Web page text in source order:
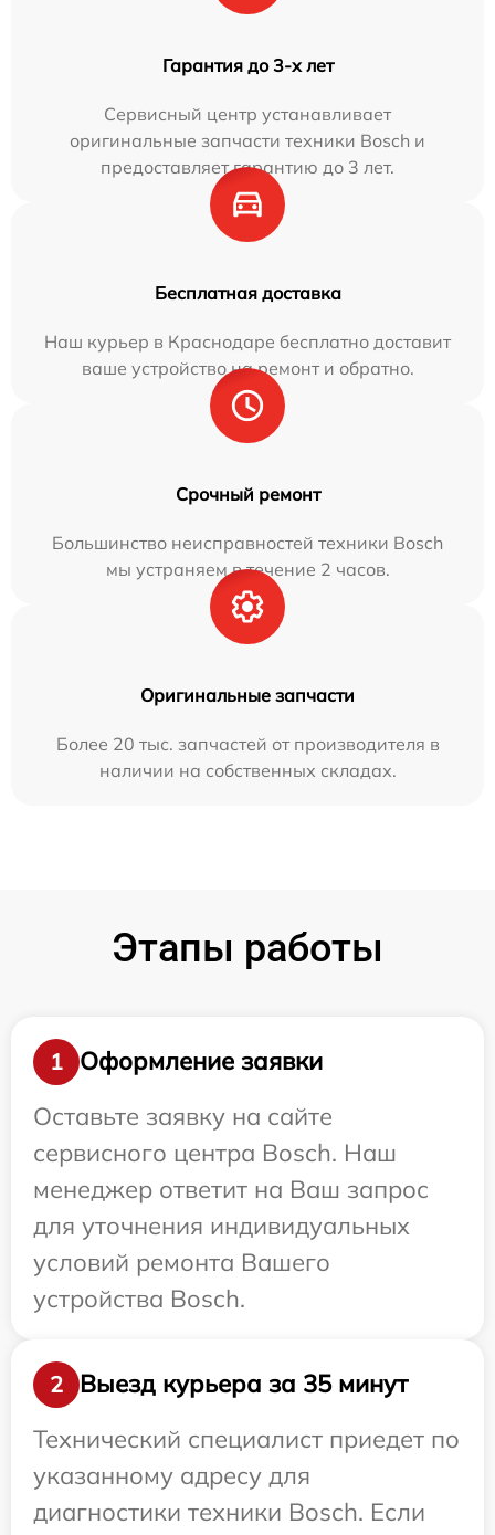
Гарантия до 3-х лет
Сервисный центр устанавливает
оригинальные запчасти техники Bosch и
предоставляет гарантию до 3 лет.
Бесплатная доставка
Наш курьер в Краснодаре бесплатно доставит
ваше устройство на ремонт и обратно.
Срочный ремонт
Большинство неисправностей техники Bosch
мы устраняем в течение 2 часов.
Оригинальные запчасти
Более 20 тыс. запчастей от производителя в
наличии на собственных складах.
Этапы работы
1
Оформление заявки
Оставьте заявку на сайте
сервисного центра Bosch. Наш
менеджер ответит на Ваш запрос
для уточнения индивидуальных
условий ремонта Вашего
устройства Bosch.
2
Выезд курьера за 35 минут
Технический специалист приедет по
указанному адресу для
диагностики техники Bosch. Если